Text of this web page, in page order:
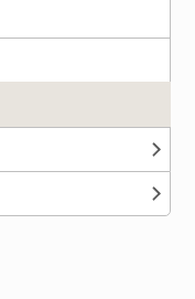
me ajudou